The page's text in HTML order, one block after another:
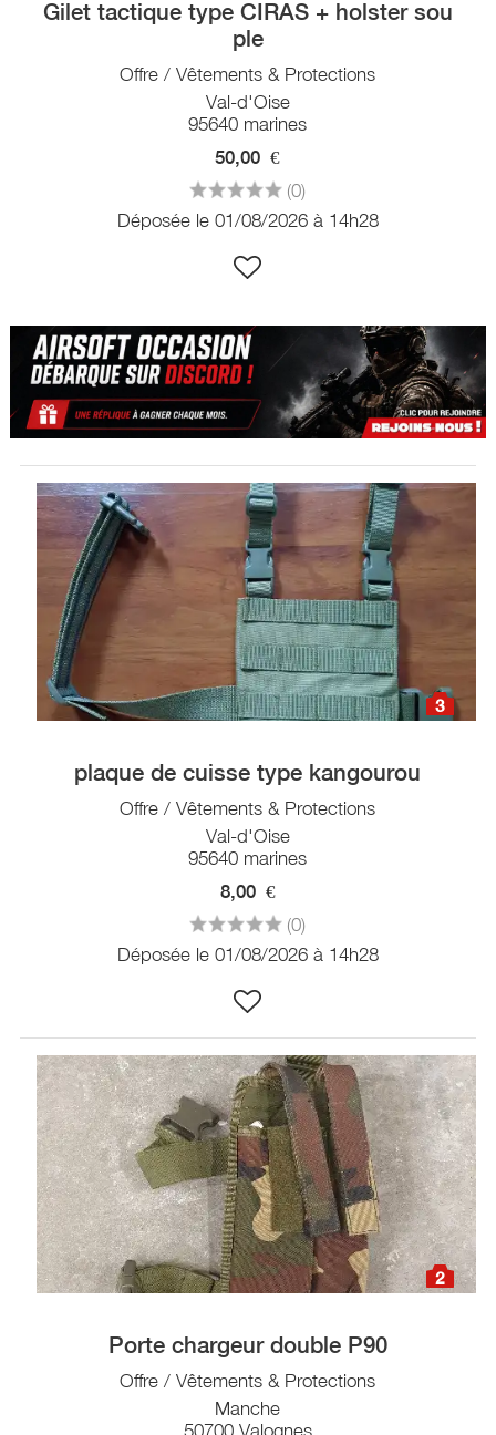
Gilet tactique type CIRAS + holster sou
ple
Offre / Vêtements & Protections
Val-d'Oise
95640 marines
50,00 €
(0)
Déposée le 01/08/2026 à 14h28
3
plaque de cuisse type kangourou
Offre / Vêtements & Protections
Val-d'Oise
95640 marines
8,00 €
(0)
Déposée le 01/08/2026 à 14h28
2
Porte chargeur double P90
Offre / Vêtements & Protections
Manche
50700 Valognes